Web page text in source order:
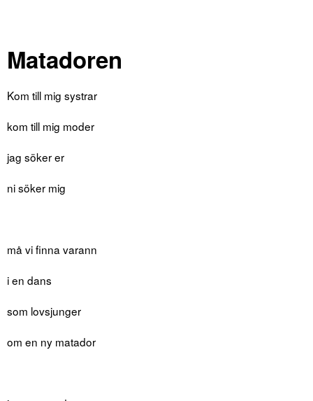
Matadoren
Kom till mig systrar
kom till mig moder
jag söker er
ni söker mig
må vi finna varann
i en dans
som lovsjunger
om en ny matador